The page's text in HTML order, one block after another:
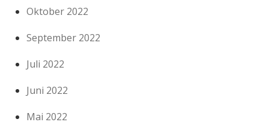
Oktober 2022
September 2022
Juli 2022
Juni 2022
Mai 2022